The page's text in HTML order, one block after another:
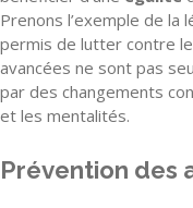
Prenons l’exemple de la
permis de lutter contre
avancées ne sont pas
par des changements
et les mentalités.
Prévention des